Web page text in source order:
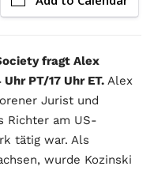
fragt Alex
PT/17 Uhr ET. Alex
Jurist und
Richter am US-
tätig war. Als
wurde Kozinski